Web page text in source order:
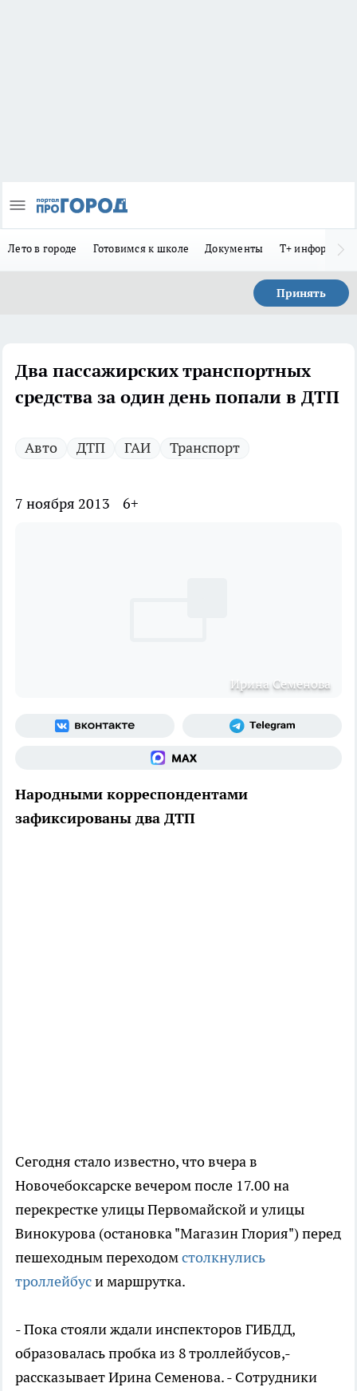
Лето в городе Готовимся к школе Документы Т+
Принять
Два пассажирских транспортных
средства за один день попали в ДТП
Авто ДТП ГАИ Транспорт
7 ноября 2013 6+
Ирина Семенова
Народными корреспондентами
зафиксированы два ДТП
Сегодня стало известно, что вчера в
Новочебоксарске вечером после 17.00 на
перекрестке улицы Первомайской и улицы
Винокурова (остановка "Магазин Глория") перед
пешеходным переходомстолкнулись
троллейбуси маршрутка.
- Пока стояли ждали инспекторов ГИБДД,
образовалась пробка из 8 троллейбусов,-
рассказывает Ирина Семенова. - Сотрудники